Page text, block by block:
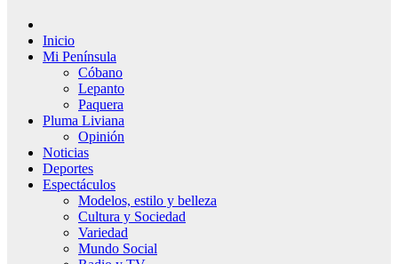
Inicio
Mi Península
Cóbano
Lepanto
Paquera
Pluma Liviana
Opinión
Noticias
Deportes
Espectáculos
Modelos, estilo y belleza
Cultura y Sociedad
Variedad
Mundo Social